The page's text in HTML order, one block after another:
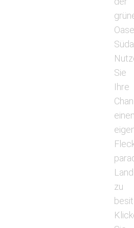
Sie
Ihre
zu